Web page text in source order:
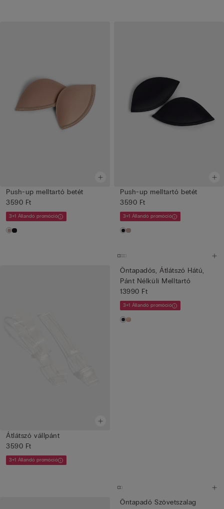
Push-up melltartó betét
3590 Ft
3+1 Állandó promóció
Push-up melltartó betét
3590 Ft
3+1 Állandó promóció
Átlátszó vállpánt
3590 Ft
3+1 Állandó promóció
Öntapadós, Átlátszó Hátú,
Pánt Nélküli Melltartó
13990 Ft
3+1 Állandó promóció
Öntapadó Szövetszalag